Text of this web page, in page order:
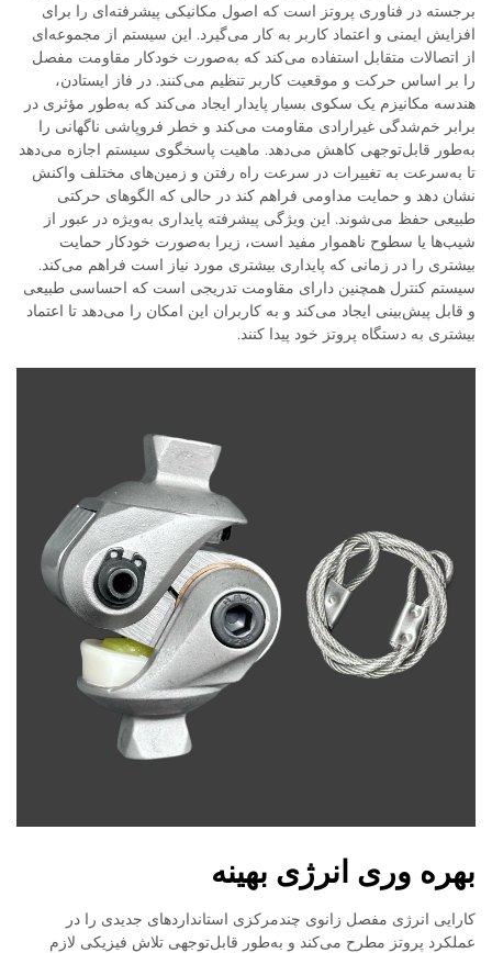
برجسته در فناوری پروتز است که اصول مکانیکی پیشرفته‌ای را برای
افزایش ایمنی و اعتماد کاربر به کار می‌گیرد. این سیستم از مجموعه‌ای
از اتصالات متقابل استفاده می‌کند که به‌صورت خودکار مقاومت مفصل
را بر اساس حرکت و موقعیت کاربر تنظیم می‌کنند. در فاز ایستادن،
هندسه مکانیزم یک سکوی بسیار پایدار ایجاد می‌کند که به‌طور مؤثری در
برابر خم‌شدگی غیرارادی مقاومت می‌کند و خطر فروپاشی ناگهانی را
به‌طور قابل‌توجهی کاهش می‌دهد. ماهیت پاسخگوی سیستم اجازه می‌دهد
تا به‌سرعت به تغییرات در سرعت راه رفتن و زمین‌های مختلف واکنش
نشان دهد و حمایت مداومی فراهم کند در حالی که الگوهای حرکتی
طبیعی حفظ می‌شوند. این ویژگی پیشرفته پایداری به‌ویژه در عبور از
شیب‌ها یا سطوح ناهموار مفید است، زیرا به‌صورت خودکار حمایت
بیشتری را در زمانی که پایداری بیشتری مورد نیاز است فراهم می‌کند.
سیستم کنترل همچنین دارای مقاومت تدریجی است که احساسی طبیعی
و قابل پیش‌بینی ایجاد می‌کند و به کاربران این امکان را می‌دهد تا اعتماد
بیشتری به دستگاه پروتز خود پیدا کنند.
بهره وری انرژی بهینه
کارایی انرژی مفصل زانوی چندمرکزی استانداردهای جدیدی را در
عملکرد پروتز مطرح می‌کند و به‌طور قابل‌توجهی تلاش فیزیکی لازم